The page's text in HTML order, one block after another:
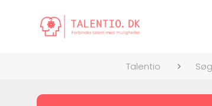
Talentio